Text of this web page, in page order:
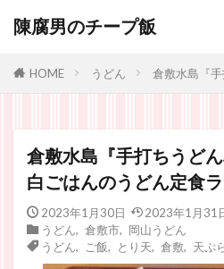
陳腐男のチープ飯
HOME うどん 倉敷水島『
倉敷水島『手打ちうど
白ごはんのうどん定食ラ
2023年1月30日
2023年1月31
うどん
倉敷市,
岡山うどん
うどん
ご飯 とり天 倉敷, 天ぷ